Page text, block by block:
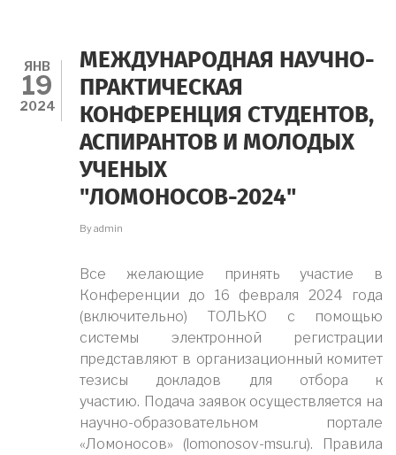
ЯНВ
19
2024
МЕЖДУНАРОДНАЯ НАУЧНО-
ПРАКТИЧЕСКАЯ
КОНФЕРЕНЦИЯ СТУДЕНТОВ,
АСПИРАНТОВ И МОЛОДЫХ
УЧЕНЫХ
"ЛОМОНОСОВ-2024"
Byadmin
Все желающие принять участие в
Конференции до 16 февраля 2024 года
(включительно) ТОЛЬКО с помощью
системы электронной регистрации
представляют в организационный комитет
тезисы докладов для отбора к
участию. Подача заявок осуществляется на
научно-образовательном портале
«Ломоносов» (lomonosov-msu.ru). Правила